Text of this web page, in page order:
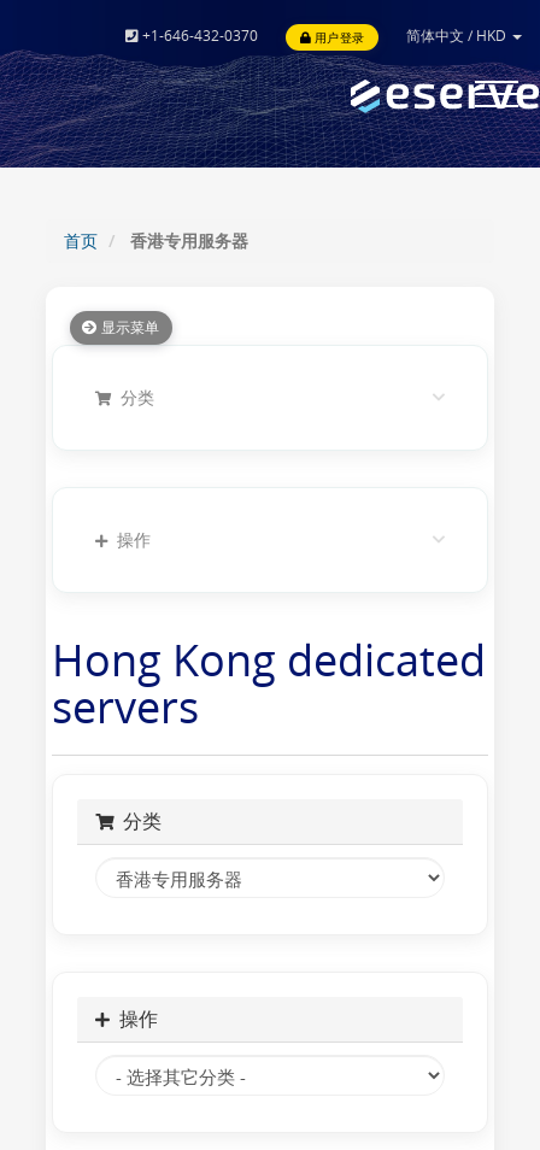
+1-646-432-0370 用户登录 简体中文 / HKD
Toggle
首页 香港专用服务器
显示菜单
分类
操作
Hong Kong dedicated
servers
分类
操作